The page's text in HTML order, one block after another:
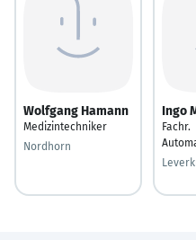
Wolfgang Hamann
Medizintechniker
Nordhorn
Ingo
Fachr.